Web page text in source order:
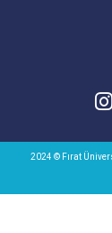
2024 © Fırat